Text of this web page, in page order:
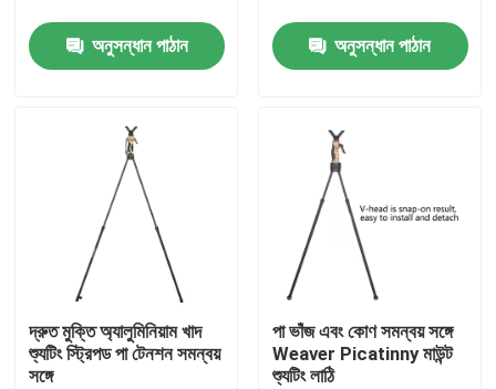
আমাদের সম্পর্কে
আমাদের সাথে যোগাযোগ করুন
উদ্ধৃতির জন্য আবেদন
শিকার
অনুসন্ধান পাঠান অনুসন্ধান পাঠান
দ্রুত মুক্তি অ্যালুমিনিয়াম খাদ
শ্যুটিং স্ট্রিপড পা টেনশন সমন্বয়
সঙ্গে
পা ভাঁজ এবং কোণ সমন্বয় সঙ্গে
Weaver Picatinny মাউন্ট
শ্যুটিং লাঠি